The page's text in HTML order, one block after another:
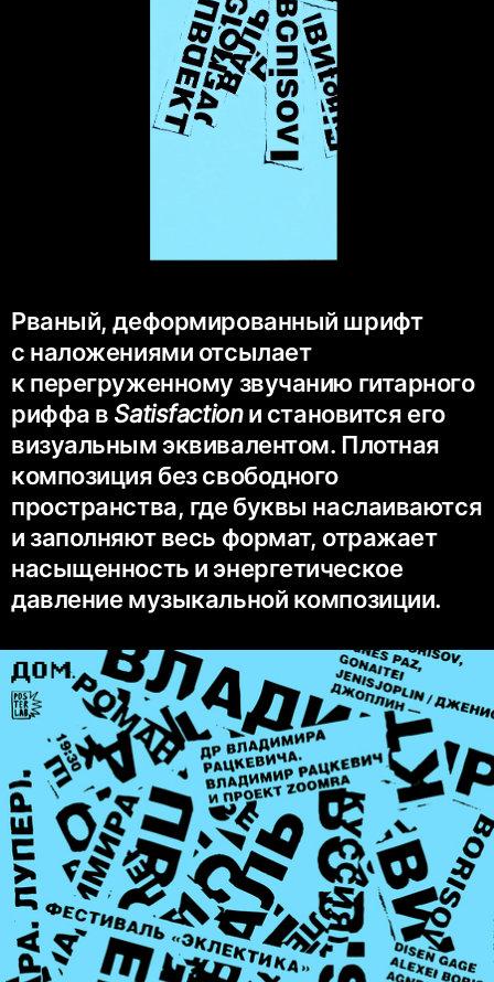
Рваный, деформированный шрифт
с наложениями отсылает
к перегруженному звучанию гитарного
риффа в Satisfactionи становится его
визуальным эквивалентом. Плотная
композиция без свободного
пространства, где буквы наслаиваются
и заполняют весь формат, отражает
насыщенность и энергетическое
давление музыкальной композиции.